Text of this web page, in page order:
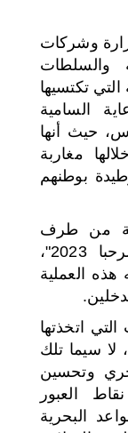
وشركات
والسلطات
التي تكتسيها
السامية
حيث أنها
مغاربة
بوطنهم
من طرف
كافة المتدخلين لإنجاح عملية "مرحبا 2023"،
العملية
اتخذتها
لا سيما تلك
وتحسين
العبور
البحرية